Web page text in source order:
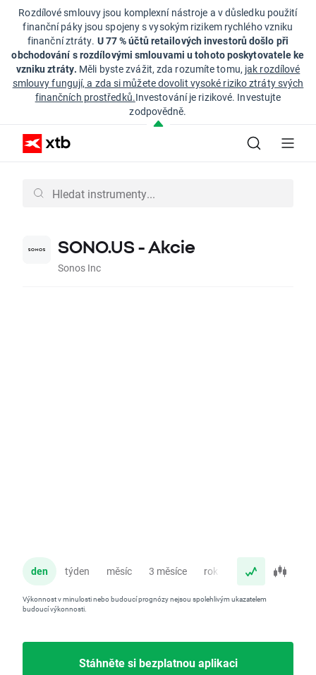
Rozdílové smlouvy jsou komplexní nástroje a v důsledku použití
finanční páky jsou spojeny s vysokým rizikem rychlého vzniku
finanční ztráty. U 77 % účtů retailových investorů došlo při
obchodování s rozdílovými smlouvami u tohoto poskytovatele ke
vzniku ztráty. Měli byste zvážit, zda rozumíte tomu, jak rozdílové
smlouvy fungují, a zda si můžete dovolit vysoké riziko ztráty svých
finančních prostředků.Investování je rizikové. Investujte
zodpovědně.
SONO.US - Akcie
Sonos Inc
den týden měsíc 3 měsíce rok
Výkonnost v minulosti nebo budoucí prognózy nejsou spolehlivým ukazatelem
budoucí výkonnosti.
Stáhněte si bezplatnou aplikaci